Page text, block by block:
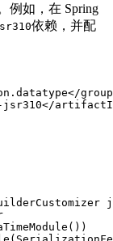
例如，在 Spring
依赖，并配